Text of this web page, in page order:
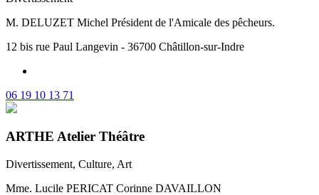
M. DELUZET Michel Président de l'Amicale des pêcheurs.
12 bis rue Paul Langevin - 36700 Châtillon-sur-Indre
06 19 10 13 71
ARTHE Atelier Théâtre
Divertissement, Culture, Art
Mme. Lucile PERICAT Corinne DAVAILLON